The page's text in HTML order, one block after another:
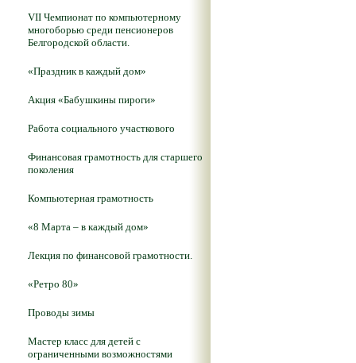
VII Чемпионат по компьютерному
многоборью среди пенсионеров
Белгородской области.
«Праздник в каждый дом»
Акция «Бабушкины пироги»
Работа социального участкового
Финансовая грамотность для старшего
поколения
Компьютерная грамотность
«8 Марта – в каждый дом»
Лекция по финансовой грамотности.
«Ретро 80»
Проводы зимы
Мастер класс для детей с
ограниченными возможностями